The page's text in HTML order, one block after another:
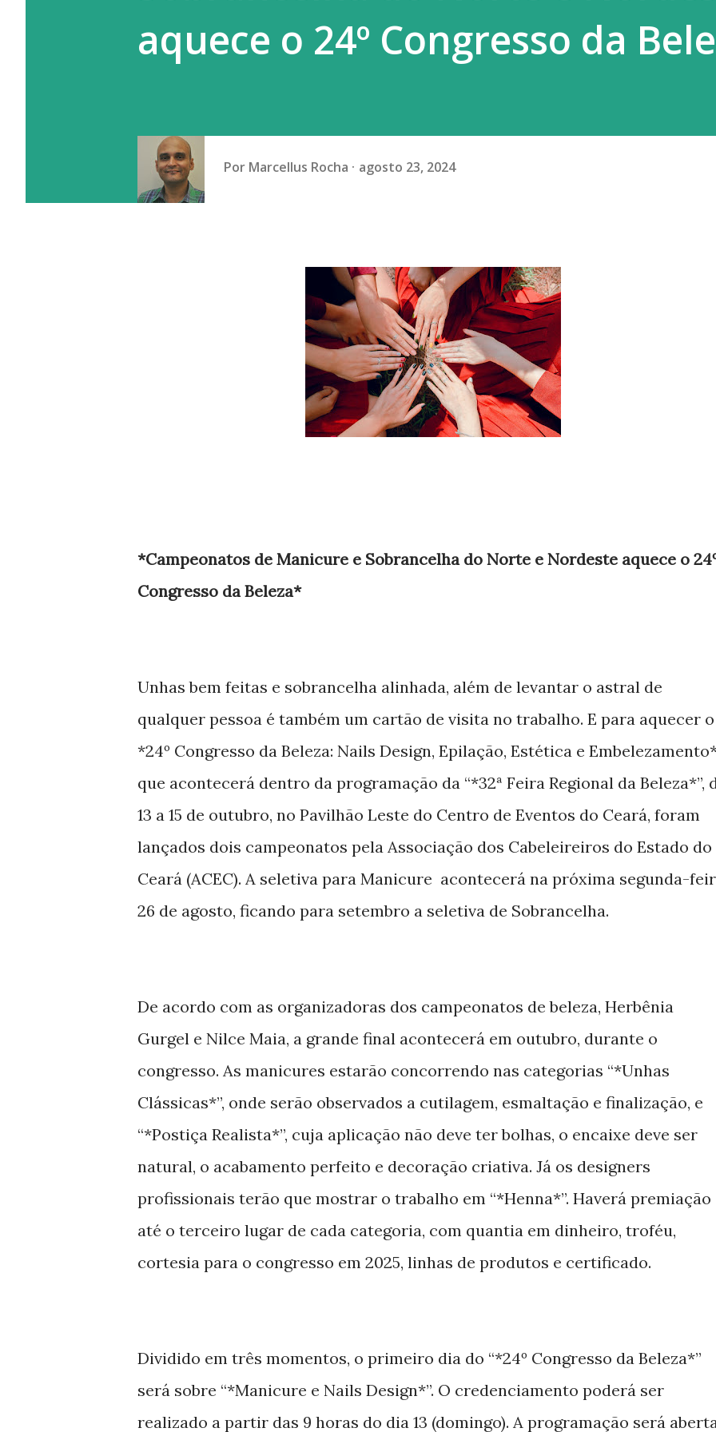
aquece o 24º Congresso da
Por Marcellus Rocha agosto 23, 2024
*Campeonatos de Manicure e Sobrancelha do Norte e Nordeste aquece o
Congresso da Beleza*
Unhas bem feitas e sobrancelha alinhada, além de levantar o astral de
qualquer pessoa é também um cartão de visita no trabalho. E para aquecer o
*24º Congresso da Beleza: Nails Design, Epilação, Estética e
que acontecerá dentro da programação da “*32ª Feira Regional da Beleza*”,
13 a 15 de outubro, no Pavilhão Leste do Centro de Eventos do Ceará, foram
lançados dois campeonatos pela Associação dos Cabeleireiros do Estado do
Ceará (ACEC). A seletiva para Manicure acontecerá na próxima segunda-
26 de agosto, ficando para setembro a seletiva de Sobrancelha.
De acordo com as organizadoras dos campeonatos de beleza, Herbênia
Gurgel e Nilce Maia, a grande final acontecerá em outubro, durante o
congresso. As manicures estarão concorrendo nas categorias “*Unhas
Clássicas*”, onde serão observados a cutilagem, esmaltação e finalização, e
“*Postiça Realista*”, cuja aplicação não deve ter bolhas, o encaixe deve ser
natural, o acabamento perfeito e decoração criativa. Já os designers
profissionais terão que mostrar o trabalho em “*Henna*”. Haverá premiação
até o terceiro lugar de cada categoria, com quantia em dinheiro, troféu,
cortesia para o congresso em 2025, linhas de produtos e certificado.
Dividido em três momentos, o primeiro dia do “*24º Congresso da Beleza*”
será sobre “*Manicure e Nails Design*”. O credenciamento poderá ser
realizado a partir das 9 horas do dia 13 (domingo). A programação será